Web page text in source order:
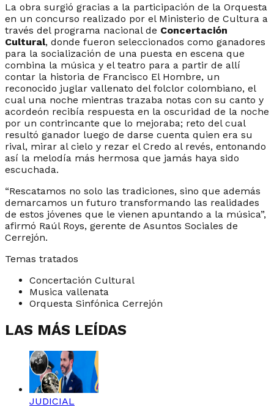
La obra surgió gracias a la participación de la Orquesta
en un concurso realizado por el Ministerio de Cultura a
través del programa nacional de Concertación
Cultural, donde fueron seleccionados como ganadores
para la socialización de una puesta en escena que
combina la música y el teatro para a partir de allí
contar la historia de Francisco El Hombre, un
reconocido juglar vallenato del folclor colombiano, el
cual una noche mientras trazaba notas con su canto y
acordeón recibía respuesta en la oscuridad de la noche
por un contrincante que lo mejoraba; reto del cual
resultó ganador luego de darse cuenta quien era su
rival, mirar al cielo y rezar el Credo al revés, entonando
así la melodía más hermosa que jamás haya sido
escuchada.
“Rescatamos no solo las tradiciones, sino que además
demarcamos un futuro transformando las realidades
de estos jóvenes que le vienen apuntando a la música”,
afirmó Raúl Roys, gerente de Asuntos Sociales de
Cerrejón.
Temas tratados
Concertación Cultural
Musica vallenata
Orquesta Sinfónica Cerrejón
LAS MÁS LEÍDAS
JUDICIAL